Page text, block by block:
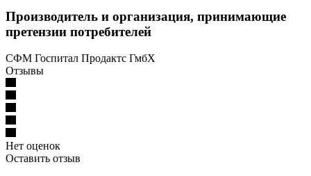
Производитель и организация, принимающие
претензии потребителей
СФМ Госпитал Продактс ГмбХ
Отзывы
Нет оценок
Оставить отзыв